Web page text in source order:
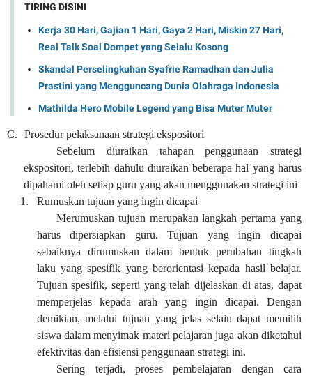
TIRING DISINI
Kerja 30 Hari, Gajian 1 Hari, Gaya 2 Hari, Miskin 27 Hari,
Real Talk Soal Dompet yang Selalu Kosong
Skandal Perselingkuhan Syafrie Ramadhan dan Julia
Prastini yang Mengguncang Dunia Olahraga Indonesia
Mathilda Hero Mobile Legend yang Bisa Muter Muter
C.
Prosedur pelaksanaan strategi ekspositori
Sebelum diuraikan tahapan penggunaan strategi
ekspositori, terlebih dahulu diuraikan beberapa hal yang harus
dipahami oleh setiap guru yang akan menggunakan strategi ini
1.
Rumuskan tujuan yang ingin dicapai
Merumuskan tujuan merupakan langkah pertama yang
harus dipersiapkan guru. Tujuan yang ingin dicapai
sebaiknya dirumuskan dalam bentuk perubahan tingkah
laku yang spesifik yang berorientasi kepada hasil belajar.
Tujuan spesifik, seperti yang telah dijelaskan di atas, dapat
memperjelas kepada arah yang ingin dicapai. Dengan
demikian, melalui tujuan yang jelas selain dapat memilih
siswa dalam menyimak materi pelajaran juga akan diketahui
efektivitas dan efisiensi penggunaan strategi ini.
Sering terjadi, proses pembelajaran dengan cara